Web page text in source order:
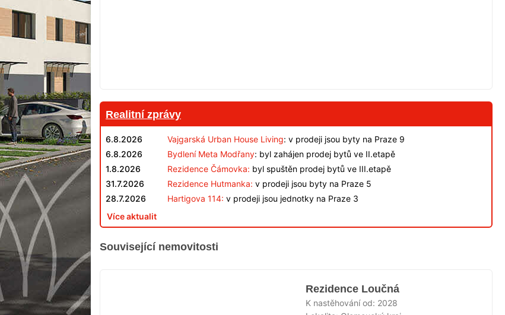
Realitní zprávy
6.8.2026 Vajgarská Urban House Living: v prodeji jsou byty na Praze 9
6.8.2026
Bydlení Meta Modřany: byl zahájen prodej bytů ve II.etapě
1.8.2026
Rezidence Čámovka: byl spuštěn prodej bytů ve III.etapě
31.7.2026
Rezidence Hutmanka: v prodeji jsou byty na Praze 5
28.7.2026
Hartigova 114: v prodeji jsou jednotky na Praze 3
Více aktualit
Související nemovitosti
Rezidence Loučná
K nastěhování od: 2028